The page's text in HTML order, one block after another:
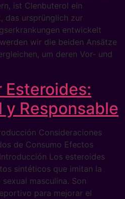
ist Clenbuterol ein
das ursprünglich zur
entwickelt
wir die beiden Ansätze
um deren Vor- und
Esteroides:
y Responsable
Consideraciones
de Consumo Efectos
Los esteroides
sintéticos que imitan la
masculina. Son
para mejorar el